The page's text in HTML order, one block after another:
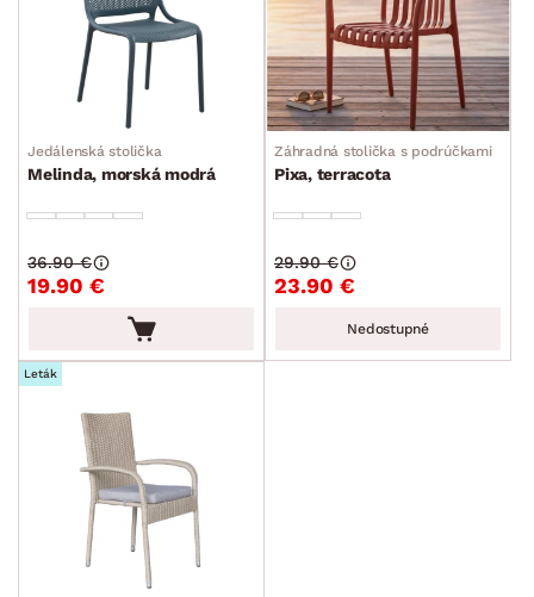
Jedálenská stolička
Melinda, morská modrá
19.90 €
36.90 €
Záhradná stolička s podrúčkami
Pixa, terracota
23.90 €
29.90 €
Nedostupné
Leták